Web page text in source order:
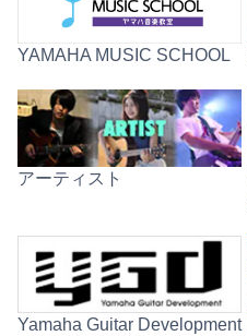
YAMAHA MUSIC SCHOOL
アーティスト
Yamaha Guitar Development